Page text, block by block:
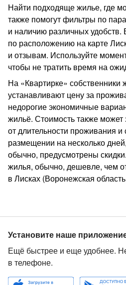
Найти подходяще жилье, где
также помогут фильтры по
и наличию различных
по расположению на карте
и отзывам. Используйте
чтобы не тратить время на
На «Квартирке» собственники
устанавливают цену за
недорогие экономичные
жильё. Стоимость также может
от длительности проживания и
размещении на несколько
обычно, предусмотрены
жилья, обычно, дешевле, чем
в Лисках (Воронежская
Установите наше
Ещё быстрее и еще удобнее.
в телефоне.